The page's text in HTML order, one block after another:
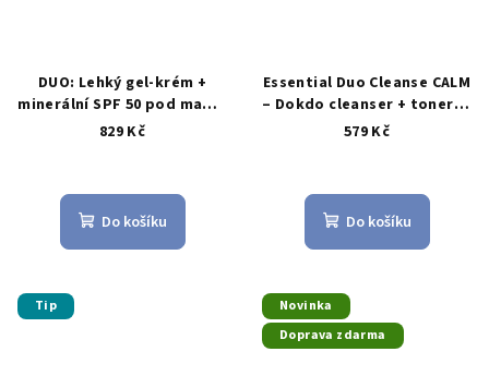
DUO: Lehký gel-krém +
minerální SPF 50 pod make-
up (PURITO + Haruharu)
829 Kč
hodnocení
produktu
Do košíku
Essential Duo Cleanse CALM
– Dokdo cleanser + toner (2
kroky)
579 Kč
Do košíku
Tip
Novinka
Doprava zdarma